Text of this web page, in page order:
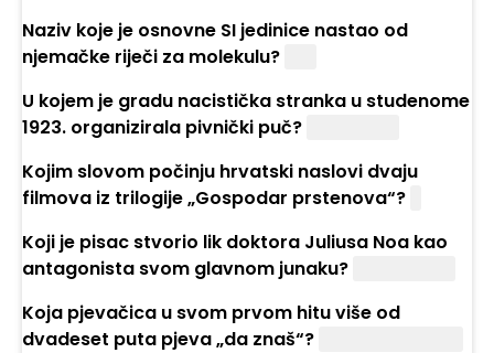
Naziv koje je osnovne SI jedinice nastao od
njemačke riječi za molekulu?
U kojem je gradu nacistička stranka u studenome
1923. organizirala pivnički puč?
Kojim slovom počinju hrvatski naslovi dvaju
filmova iz trilogije „Gospodar prstenova“?
Koji je pisac stvorio lik doktora Juliusa Noa kao
antagonista svom glavnom junaku?
Koja pjevačica u svom prvom hitu više od
dvadeset puta pjeva „da znaš“?